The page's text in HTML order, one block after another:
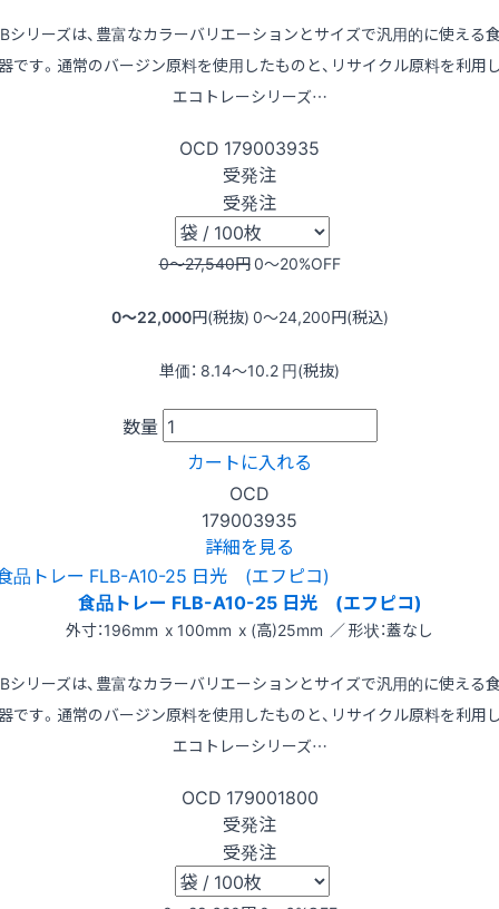
シリーズは、豊富なカラーバリエーションとサイズで汎用的に使える
です。通常のバージン原料を使用したものと、リサイクル原料を利用
エコトレーシリーズ…
OCD 179003935
受発注
受発注
0〜27,540円0〜20%OFF
0〜22,000円(税抜) 0〜24,200円(税込)
単価： 8.14〜10.2 円(税抜)
数量
カートに入れる
OCD
179003935
詳細を見る
食品トレー FLB-A10-25 日光 (エフピコ)
外寸：196mm x 100mm x (高)25mm ／ 形状：蓋なし
シリーズは、豊富なカラーバリエーションとサイズで汎用的に使える
です。通常のバージン原料を使用したものと、リサイクル原料を利用
エコトレーシリーズ…
OCD 179001800
受発注
受発注